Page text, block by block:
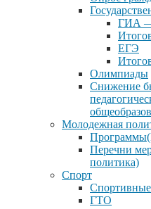
ГИА
ЕГЭ
Олимпиады
Снижение
Молодежная
Перечни
политика)
Спорт
ГТО